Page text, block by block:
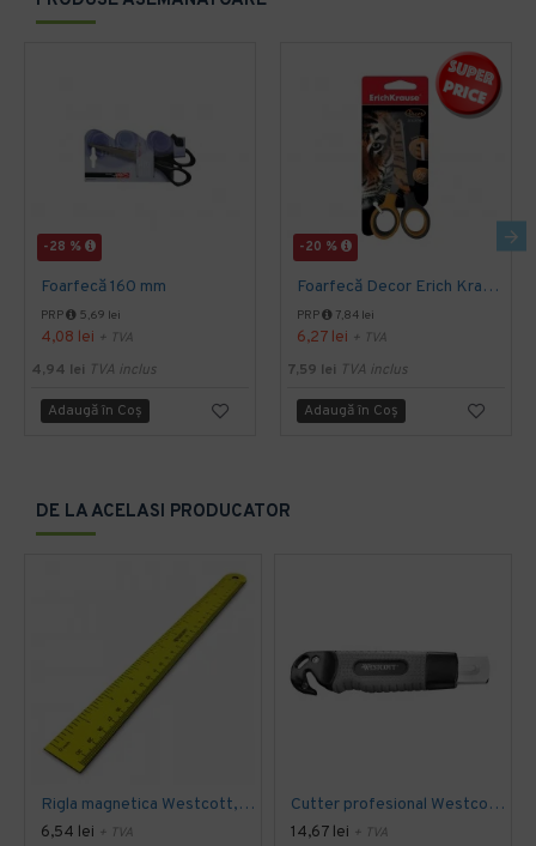
-28 %
Foarfecă 160 mm
PRP 5,69 lei
4,08 lei + TVA
4,94 lei TVA inclus
Adaugă în Coş
-20 %
Foarfecă Decor Erich Krause 130
PRP 7,84 lei
6,27 lei + TVA
7,59 lei TVA inclus
Adaugă în Coş
DE LA ACELASI PRODUCATOR
Rigla magnetica Westcott, 30 cm
6,54 lei + TVA
Cutter profesional Westcott, latime lama - 18 mm, maner pentru dezambalare
14,67 lei + TVA